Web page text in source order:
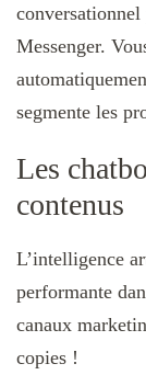
Messenger.
segmente les
Les
contenus
L’intelligence
performante
canaux
copies !